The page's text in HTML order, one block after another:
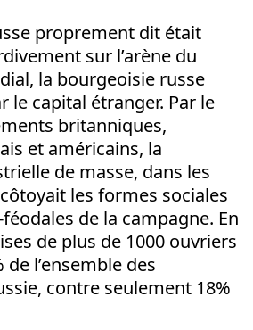
proprement dit était
sur l’arène du
la bourgeoisie russe
le capital étranger. Par le
britanniques,
et américains, la
de masse, dans les
les formes sociales
de la campagne. En
de plus de 1000 ouvriers
l’ensemble des
contre seulement 18%